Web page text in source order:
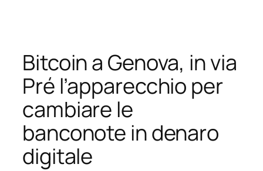
contenuto
Bitcoin a Genova, in via
Pré l’apparecchio per
cambiare le
banconote in denaro
digitale